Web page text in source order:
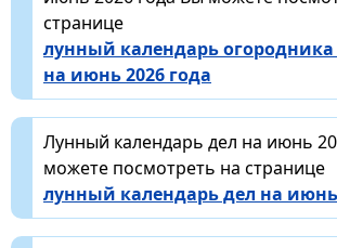
странице
лунный календарь
на июнь 2026 года
Лунный календарь дел на июнь
можете посмотреть на странице
лунный календарь дел на июнь